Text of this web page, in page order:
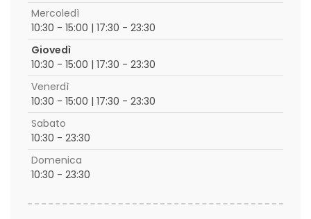
Mercoledì
10:30 - 15:00 | 17:30 - 23:30
Giovedì
10:30 - 15:00 | 17:30 - 23:30
Venerdì
10:30 - 15:00 | 17:30 - 23:30
Sabato
10:30 - 23:30
Domenica
10:30 - 23:30